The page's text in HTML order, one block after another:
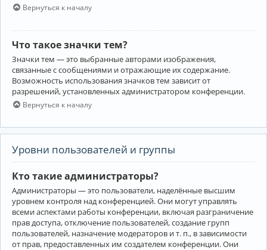
Вернуться к началу
Что такое значки тем?
Значки тем — это выбранные авторами изображения,
связанные с сообщениями и отражающие их содержание.
Возможность использования значков тем зависит от
разрешений, установленных администратором конференции.
Вернуться к началу
Уровни пользователей и группы
Кто такие администраторы?
Администраторы — это пользователи, наделённые высшим
уровнем контроля над конференцией. Они могут управлять
всеми аспектами работы конференции, включая разграничение
прав доступа, отключение пользователей, создание групп
пользователей, назначение модераторов и т. п., в зависимости
от прав, предоставленных им создателем конференции. Они